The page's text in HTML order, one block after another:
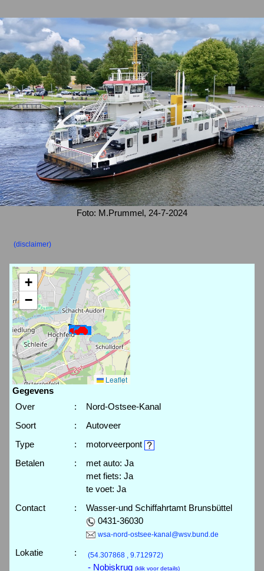
Foto: M.Prummel, 24-7-2024
(disclaimer)
+
−
Leaflet
Gegevens
Over
:
Nord-Ostsee-Kanal
Soort
:
Autoveer
Type
:
motorveerpont
Betalen
:
met auto: Ja
met fiets: Ja
te voet: Ja
Contact
:
Wasser-und Schiffahrtamt Brunsbüttel
0431-36030
wsa-nord-ostsee-kanal@wsv.bund.de
Lokatie : (54.307868 , 9.712972)
- Nobiskrug (klik voor details)